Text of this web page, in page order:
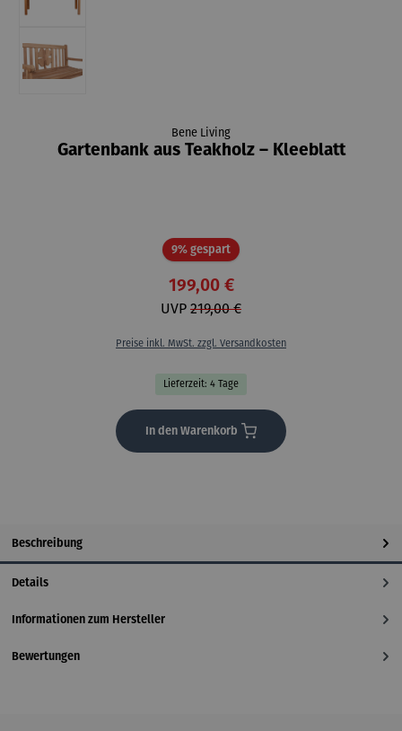
Bene Living
Gartenbank aus Teakholz – Kleeblatt
9% gespartRabatt
199,00 €
UVP 219,00 €
Preise inkl. MwSt. zzgl. Versandkosten
Lieferzeit: 4 Tage
In den Warenkorb
Beschreibung
Details
Informationen zum Hersteller
Bewertungen